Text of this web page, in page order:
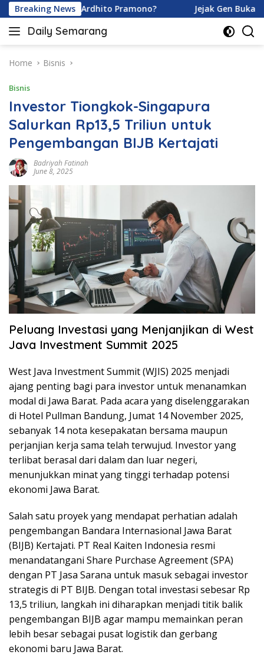
Skip
to
content
Breaking News
dan Ardhito Pramono? Jejak Gen Buka
Daily Semarang
"Semarang
Ini:
Terkini
untuk
Anda"
Home Bisnis
Bisnis
Investor Tiongkok-Singapura
Salurkan Rp13,5 Triliun untuk
Pengembangan BIJB Kertajati
Badriyah Fatinah
June 8, 2025
Peluang Investasi yang Menjanjikan di West
Java Investment Summit 2025
West Java Investment Summit (WJIS) 2025 menjadi
ajang penting bagi para investor untuk menanamkan
modal di Jawa Barat. Pada acara yang diselenggarakan
di Hotel Pullman Bandung, Jumat 14 November 2025,
sebanyak 14 nota kesepakatan bersama maupun
perjanjian kerja sama telah terwujud. Investor yang
terlibat berasal dari dalam dan luar negeri,
menunjukkan minat yang tinggi terhadap potensi
ekonomi Jawa Barat.
Salah satu proyek yang mendapat perhatian adalah
pengembangan Bandara Internasional Jawa Barat
(BIJB) Kertajati. PT Real Kaiten Indonesia resmi
menandatangani Share Purchase Agreement (SPA)
dengan PT Jasa Sarana untuk masuk sebagai investor
strategis di PT BIJB. Dengan total investasi sebesar Rp
13,5 triliun, langkah ini diharapkan menjadi titik balik
pengembangan BIJB agar mampu memainkan peran
lebih besar sebagai pusat logistik dan gerbang
ekonomi baru Jawa Barat.